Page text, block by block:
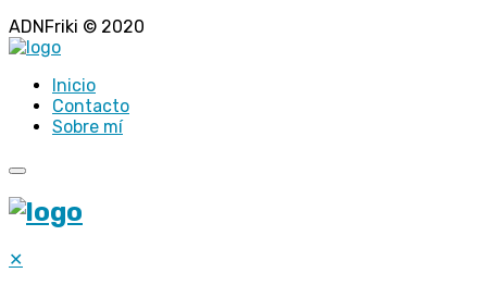
ADNFriki © 2020
Inicio
Contacto
Sobre mí
✕